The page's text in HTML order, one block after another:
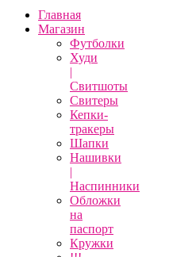
Главная
Магазин
Футболки
Худи
|
Свитшоты
Свитеры
Кепки-
тракеры
Шапки
Нашивки
|
Наспинники
Обложки
на
паспорт
Кружки